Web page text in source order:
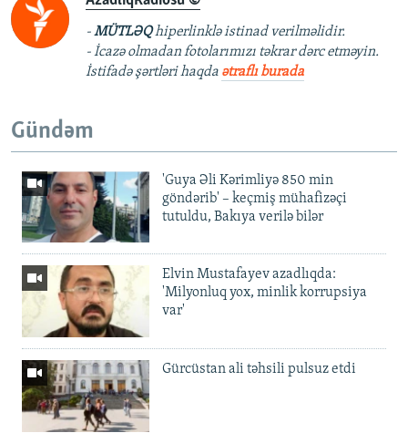
-MÜTLƏQhiperlinklə istinad verilməlidir.
- İcazə olmadan fotolarımızı təkrar dərc etməyin.
İstifadə şərtləri haqda ətraflı burada
Gündəm
'Guya Əli Kərimliyə 850 min
göndərib' – keçmiş mühafizəçi
tutuldu, Bakıya verilə bilər
Elvin Mustafayev azadlıqda:
'Milyonluq yox, minlik korrupsiya
var'
Gürcüstan ali təhsili pulsuz etdi